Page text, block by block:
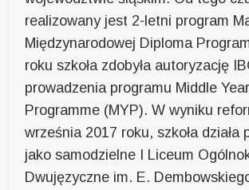
realizowany jest 2-letni program
Międzynarodowej Diploma
roku szkoła zdobyła autoryzację
prowadzenia programu Middle
Programme (MYP). W wyniku
września 2017 roku, szkoła działa
jako samodzielne I Liceum
Dwujęzyczne im. E.